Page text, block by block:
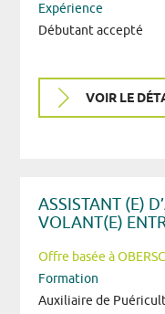
Expérience
Débutant accepté
VOIR LE
ASSISTANT (E)
VOLANT(E)
Offre basée à
Formation
Auxiliaire de